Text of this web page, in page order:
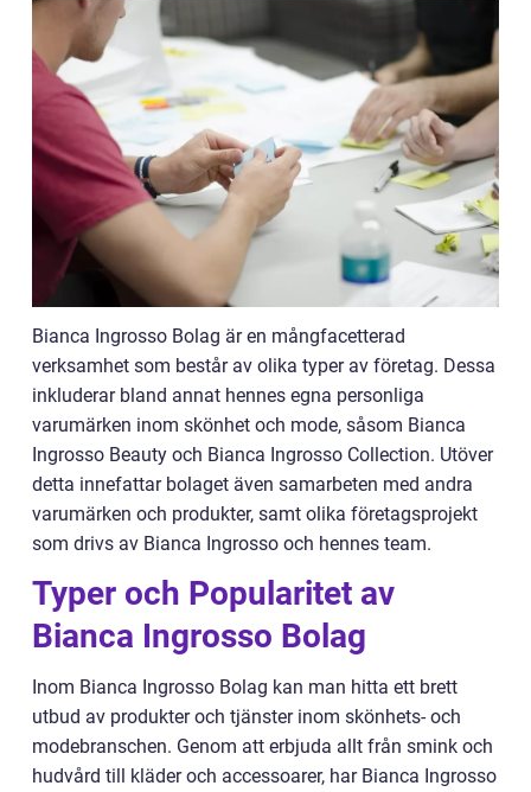
Bianca Ingrosso Bolag är en mångfacetterad
verksamhet som består av olika typer av företag. Dessa
inkluderar bland annat hennes egna personliga
varumärken inom skönhet och mode, såsom Bianca
Ingrosso Beauty och Bianca Ingrosso Collection. Utöver
detta innefattar bolaget även samarbeten med andra
varumärken och produkter, samt olika företagsprojekt
som drivs av Bianca Ingrosso och hennes team.
Typer och Popularitet av
Bianca Ingrosso Bolag
Inom Bianca Ingrosso Bolag kan man hitta ett brett
utbud av produkter och tjänster inom skönhets- och
modebranschen. Genom att erbjuda allt från smink och
hudvård till kläder och accessoarer, har Bianca Ingrosso